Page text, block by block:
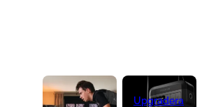
Upgradera